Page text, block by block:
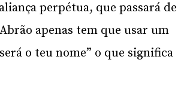
perpétua, que passará de
apenas tem que usar um
o teu nome” o que significa